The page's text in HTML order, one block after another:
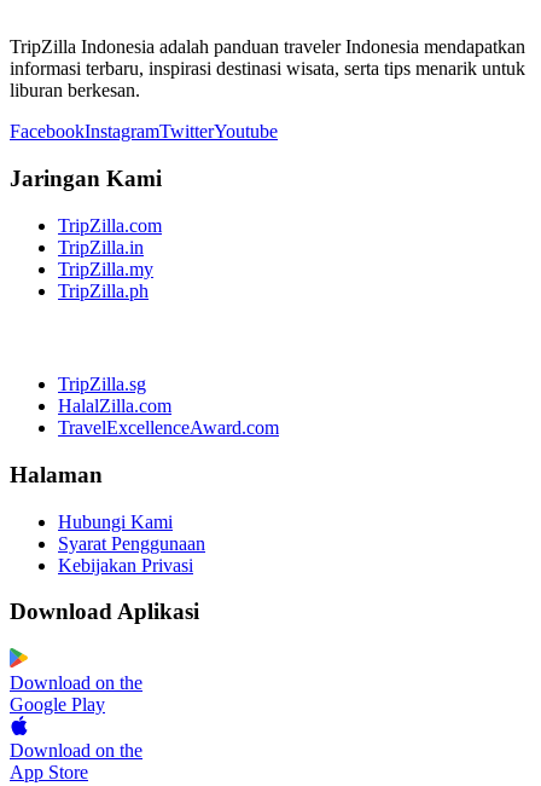
TripZilla Indonesia adalah panduan traveler Indonesia mendapatkan
informasi terbaru, inspirasi destinasi wisata, serta tips menarik untuk
liburan berkesan.
FacebookInstagramTwitterYoutube
Jaringan Kami
TripZilla.com
TripZilla.in
TripZilla.my
TripZilla.ph
TripZilla.sg
HalalZilla.com
TravelExcellenceAward.com
Halaman
Hubungi Kami
Syarat Penggunaan
Kebijakan Privasi
Download Aplikasi
Download on the
Google Play
Download on the
App Store